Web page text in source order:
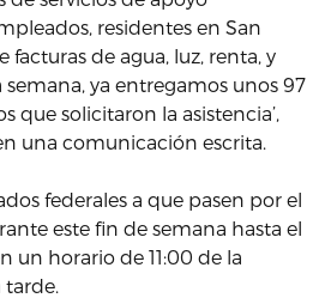
residentes en San
facturas de agua, luz, renta, y
semana, ya entregamos unos 97
que solicitaron la asistencia’,
una comunicación escrita.
federales a que pasen por el
este fin de semana hasta el
un horario de 11:00 de la
tarde.